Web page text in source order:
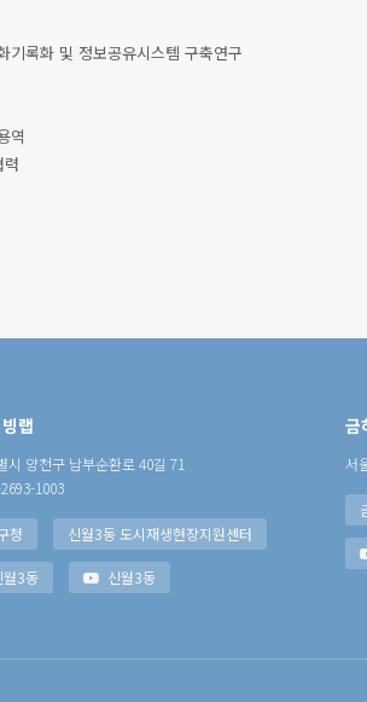
기록화 및 정보공유시스템 구축연구
역
랩
시 양천구 남부순환로 40길 71
1003
청 신월3동 도시재생현장지원센터
월3동 신월3동
금
서